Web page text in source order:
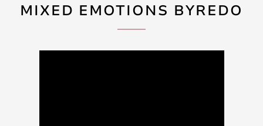
MIXED EMOTIONS BYREDO